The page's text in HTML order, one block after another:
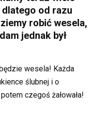
od razu
robić wesela,
jednak był
wesela! Każda
ślubnej i o
czegoś żałowała!